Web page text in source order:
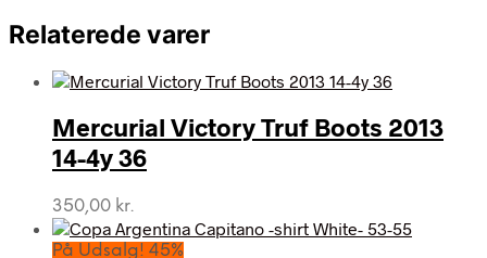
Relaterede varer
Mercurial Victory Truf Boots 2013
14-4y 36
350,00 kr.
På Udsalg! 45%